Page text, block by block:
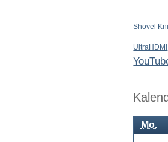
Shovel
UltraHDMI
Mo.